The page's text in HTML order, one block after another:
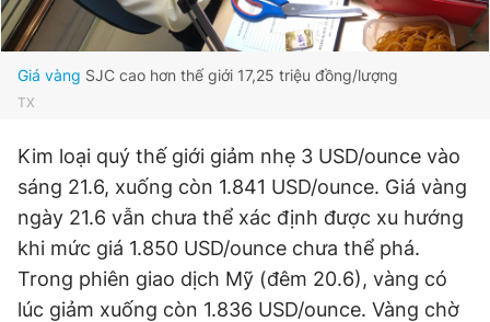
Tổng biên tập: Nguyễn Ngọc Toàn
Phó tổng biên tập thường trực: Hải Thành
Phó tổng biên tập: Lâm Hiếu Dũng
Phó tổng biên tập: Trần Việt Hưng
Tổng thư ký tòa soạn: Đức Trung
Giấy phép xuất bản số 110/GP - BTTTT cấp ngày 24.3.2020
© 2003-2026 Bản quyền thuộc về Báo Thanh Niên. Cấm sao
chép dưới mọi hình thức nếu không có sự chấp thuận bằng văn
bản. Phát triển bởi ePi Technologies, JSC.
Giá vàng SJC cao hơn thế giới 17,25 triệu đồng/lượng
TX
Kim loại quý thế giới giảm nhẹ 3 USD/ounce vào
sáng 21.6, xuống còn 1.841 USD/ounce. Giá vàng
ngày 21.6 vẫn chưa thể xác định được xu hướng
khi mức giá 1.850 USD/ounce chưa thể phá.
Trong phiên giao dịch Mỹ (đêm 20.6), vàng có
lúc giảm xuống còn 1.836 USD/ounce. Vàng chờ